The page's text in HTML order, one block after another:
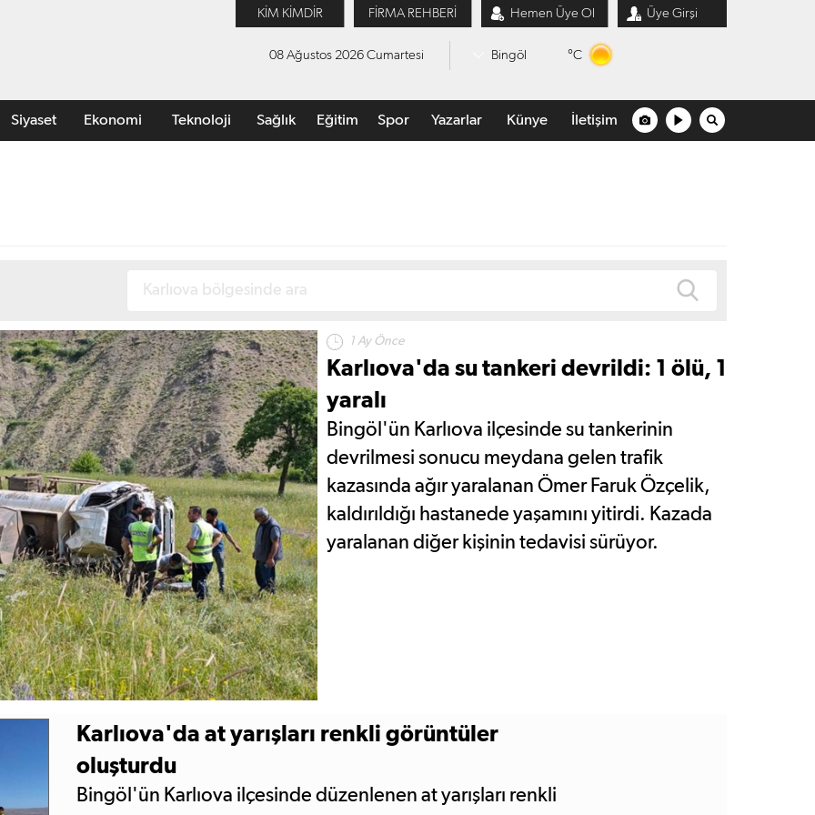
KİM KİMDİR FİRMA REHBERİ Hemen Üye Ol Üye Girşi
08 Ağustos 2026 Cumartesi Bingöl °C
Siyaset Ekonomi Teknoloji Sağlık Eğitim Spor Yazarlar Künye İletişim
1 Ay Önce
Karlıova'da su tankeri devrildi: 1 ölü, 1
yaralı
Bingöl'ün Karlıova ilçesinde su tankerinin
devrilmesi sonucu meydana gelen trafik
kazasında ağır yaralanan Ömer Faruk Özçelik,
kaldırıldığı hastanede yaşamını yitirdi. Kazada
yaralanan diğer kişinin tedavisi sürüyor.
Karlıova'da at yarışları renkli görüntüler
oluşturdu
Bingöl'ün Karlıova ilçesinde düzenlenen at yarışları renkli